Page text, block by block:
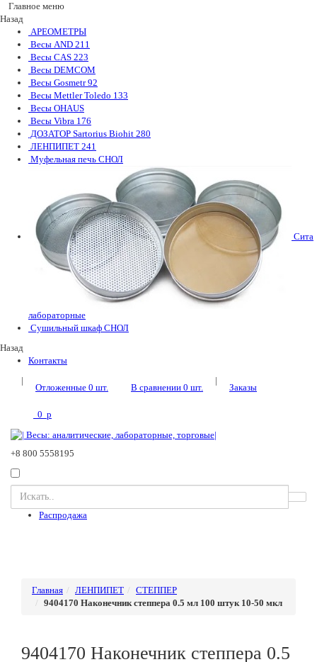
Главное меню
Назад
АРЕОМЕТРЫ
Весы AND 211
Весы CAS 223
Весы DEMCOM
Весы Gosmetr92
Весы Mettler Toledo 133
Весы OHAUS
Весы Vibra 176
ДОЗАТОР Sartorius Biohit 280
ЛЕНПИПЕТ 241
Муфельная печь СНОЛ
Сита
лабораторные
Сушильный шкаф СНОЛ
Назад
Контакты
|
Отложенные 0 шт. В сравнении 0 шт.
|
Заказы
0 p
+8 800 5558195
Распродажа
Главная ЛЕНПИПЕТ
СТЕППЕР
9404170 Наконечник степпера 0.5 мл 100 штук 10-50 мкл
9404170 Наконечник степпера 0.5